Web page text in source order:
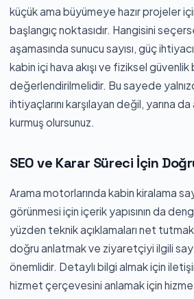
küçük ama büyümeye hazır projeler
başlangıç noktasıdır. Hangisini
aşamasında sunucu sayısı, güç
kabin içi hava akışı ve fiziksel
değerlendirilmelidir. Bu sayede
ihtiyaçlarını karşılayan değil, yarına da
kurmuş olursunuz.
SEO ve Karar Süreci İçin
Arama motorlarında kabin kiralama
görünmesi için içerik yapısının da
yüzden teknik açıklamaları net
doğru anlatmak ve ziyaretçiyi ilgili
önemlidir. Detaylı bilgi almak için
hizmet çerçevesini anlamak için